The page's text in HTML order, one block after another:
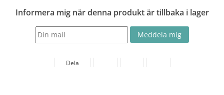
Informera mig när denna produkt är tillbaka i lager
Dela